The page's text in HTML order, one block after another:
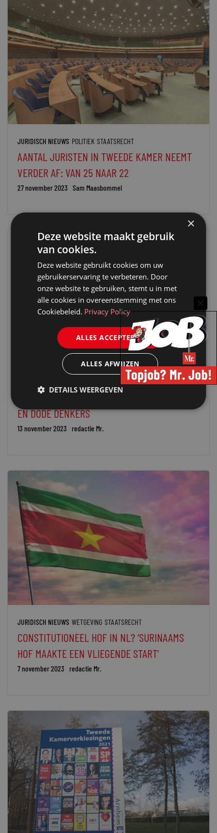
JURIDISCH NIEUWS POLITIEK STAATSRECHT
AANTAL JURISTEN IN TWEEDE KAMER NEEMT
VERDER AF: VAN 25 NAAR 22
27 november 2023 Sam Maasbommel
STAATSRECHT
GERHARD HOOGERS OVER LINNEN COLBERTS
EN DODE DENKERS
13 november 2023 redactie Mr.
JURIDISCH NIEUWS WETGEVING STAATSRECHT
CONSTITUTIONEEL HOF IN NL? ‘SURINAAMS
HOF MAAKTE EEN VLIEGENDE START’
7 november 2023 redactie Mr.
×
Deze website maakt gebruik
van cookies.
Deze website gebruikt cookies om uw
gebruikerservaring te verbeteren. Door
onze website te gebruiken, stemt u in met
alle cookies in overeenstemming met ons
Cookiebeleid. Privacy Policy
ALLES ACCEPTEREN
ALLES AFWIJZEN
DETAILS WEERGEVEN